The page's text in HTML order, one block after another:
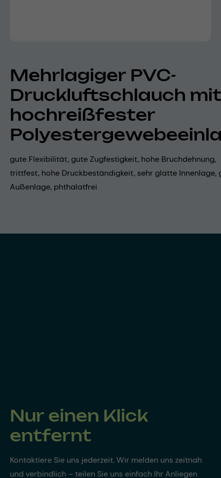
Mehrlagiger PVC-
Druckluftschlauch mit
hochreißfester
gute Flexibilität, gute Zugfestigkeit, hohe Bruchdehnung,
trittfest, hohe Druckbeständigkeit, sehr glatte Innenlage,
Außenlage, phthalatfrei
Nur einen Klick
entfernt
Kontaktiere Sie uns jederzeit. Wir melden uns zeitnah
und verbindlich – teilen Sie uns einfach Ihr Anliegen